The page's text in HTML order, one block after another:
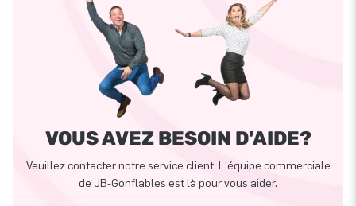
VOUS AVEZ BESOIN D'AIDE?
Veuillez contacter notre service client. L'équipe commerciale
de JB-Gonflables est là pour vous aider.